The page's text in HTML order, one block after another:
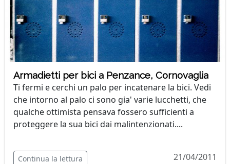
Armadietti per bici a Penzance, Cornovaglia
Ti fermi e cerchi un palo per incatenare la bici. Vedi
che intorno al palo ci sono gia' varie lucchetti, che
qualche ottimista pensava fossero sufficienti a
proteggere la sua bici dai malintenzionati....
Continua la lettura 21/04/2011